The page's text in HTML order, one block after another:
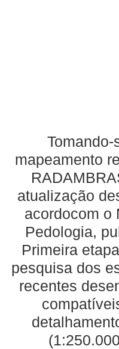
mapeamento
atualização
acordocom o
Pedologia,
Primeira
pesquisa dos
recentes